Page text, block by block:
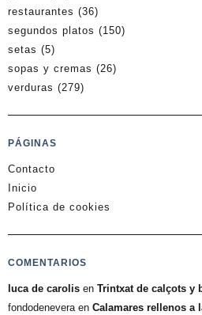
restaurantes (36)
segundos platos (150)
setas (5)
sopas y cremas (26)
verduras (279)
PÁGINAS
Contacto
Inicio
Política de cookies
COMENTARIOS
luca de carolis en Trintxat de calçots y
fondodeneveraen Calamares rellenos a